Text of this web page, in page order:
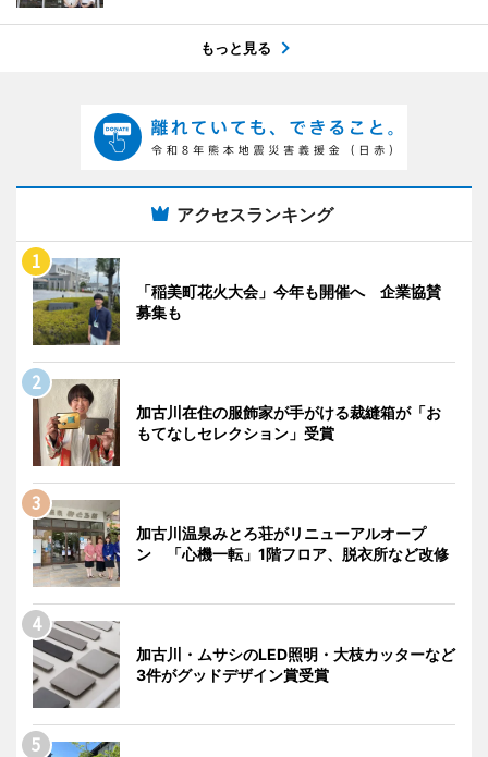
もっと見る
アクセスランキング
「稲美町花火大会」今年も開催へ 企業協賛
募集も
加古川在住の服飾家が手がける裁縫箱が「お
もてなしセレクション」受賞
加古川温泉みとろ荘がリニューアルオープ
ン 「心機一転」1階フロア、脱衣所など改修
加古川・ムサシのLED照明・大枝カッターなど
3件がグッドデザイン賞受賞